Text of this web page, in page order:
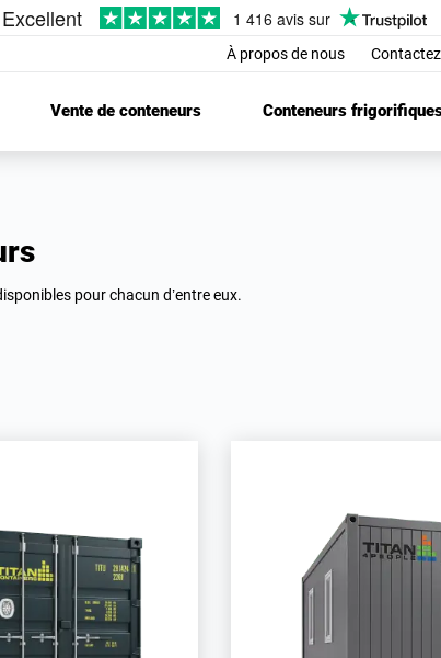
À propos de nous
Vente de conteneurs Conteneurs
pour chacun d’entre eux.